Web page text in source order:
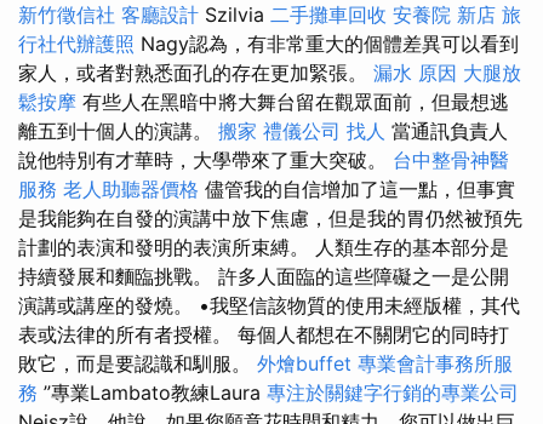
新竹徵信社 客廳設計 Szilvia 二手攤車回收 安養院 新店 旅
行社代辦護照 Nagy認為，有非常重大的個體差異可以看到
家人，或者對熟悉面孔的存在更加緊張。 漏水 原因 大腿放
鬆按摩 有些人在黑暗中將大舞台留在觀眾面前，但最想逃
離五到十個人的演講。 搬家 禮儀公司 找人 當通訊負責人
說他特別有才華時，大學帶來了重大突破。 台中整骨神醫
服務 老人助聽器價格 儘管我的自信增加了這一點，但事實
是我能夠在自發的演講中放下焦慮，但是我的胃仍然被預先
計劃的表演和發明的表演所束縛。 人類生存的基本部分是
持續發展和麵臨挑戰。 許多人面臨的這些障礙之一是公開
演講或講座的發燒。 •我堅信該物質的使用未經版權，其代
表或法律的所有者授權。 每個人都想在不關閉它的同時打
敗它，而是要認識和馴服。 外燴buffet 專業會計事務所服
務 ”專業Lambato教練Laura 專注於關鍵字行銷的專業公司